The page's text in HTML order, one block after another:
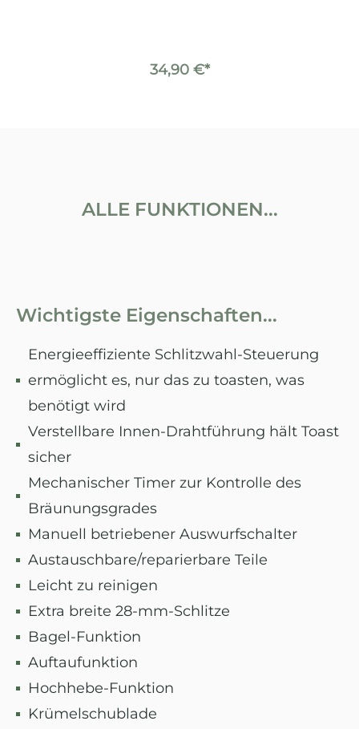
34,90 €*
ALLE FUNKTIONEN...
Wichtigste Eigenschaften...
Energieeffiziente Schlitzwahl-Steuerung
ermöglicht es, nur das zu toasten, was
benötigt wird
Verstellbare Innen-Drahtführung hält Toast
sicher
Mechanischer Timer zur Kontrolle des
Bräunungsgrades
Manuell betriebener Auswurfschalter
Austauschbare/reparierbare Teile
Leicht zu reinigen
Extra breite 28-mm-Schlitze
Bagel-Funktion
Auftaufunktion
Hochhebe-Funktion
Krümelschublade